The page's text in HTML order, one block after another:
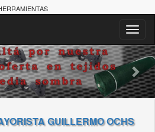
GUILLERMO OCHS